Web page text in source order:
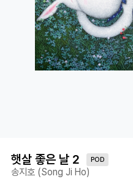
햇살 좋은 날 2 POD
송지호 (Song Ji Ho)